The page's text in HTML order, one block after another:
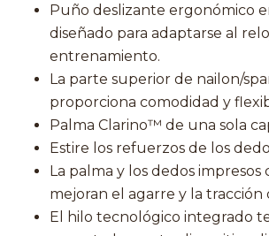
Puño deslizante ergonómico
diseñado para adaptarse al
entrenamiento.
La parte superior de nailon/
proporciona comodidad y
Palma Clarino™ de una sola
Estire los refuerzos de los
La palma y los dedos impresos
mejoran el agarre y la tracción
El hilo tecnológico integrado